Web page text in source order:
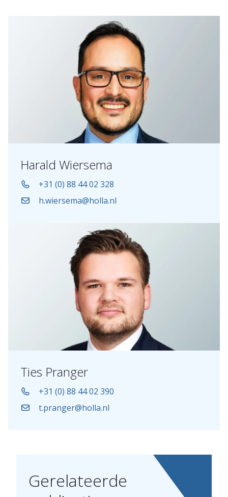
Harald Wiersema
+31 (0) 88 44 02 328
h.wiersema@holla.nl
Ties Pranger
+31 (0) 88 44 02 390
t.pranger@holla.nl
Gerelateerde